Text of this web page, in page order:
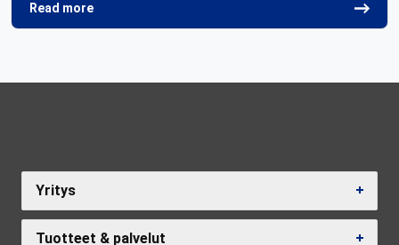
Read more
Yritys
Tuotteet & palvelut